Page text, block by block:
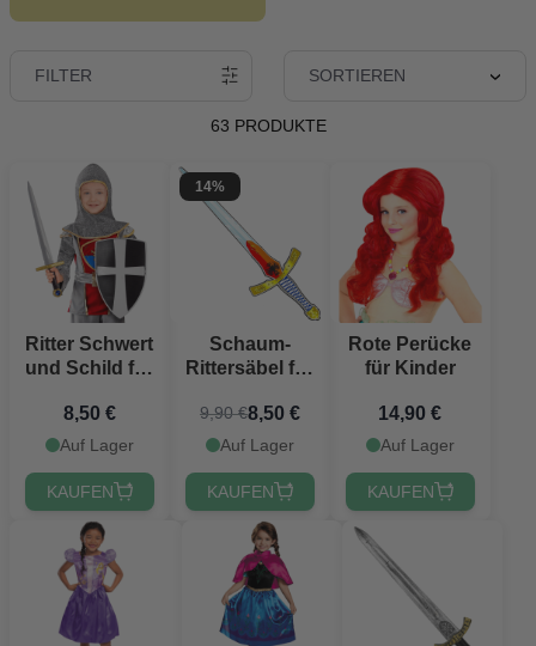
FILTER SORTIEREN
63 PRODUKTE
Ritter Schwert
und Schild für
8,50 €
Auf Lager
KAUFEN
14%
Schaum-
Rittersäbel für
cm
9,90 €8,50 €
Auf Lager
KAUFEN
Rote Perücke
für Kinder
14,90 €
Auf Lager
KAUFEN